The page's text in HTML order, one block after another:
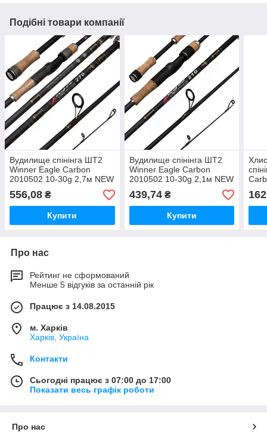
Подібні товари компанії
Вудилище спінінга ШТ2
Winner Eagle Carbon
2010502 10-30g 2,7м NEW
*
556,08 ₴
Купити
Вудилище спінінга ШТ2
Winner Eagle Carbon
2010502 10-30g 2,1м NEW
439,74₴
Купити
Про нас
Рейтинг не сформований
Менше 5 відгуків за останній рік
Працює з 14.08.2015
м. Харків
Харків, Україна
Контакти
Сьогодні працює з 07:00 до 17:00
Показати весь графік роботи
Про нас